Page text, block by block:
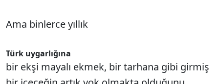
Ama binlerce yıllık
Türk uygarlığına
bir ekşi mayalı ekmek, bir tarhana gibi girmiş